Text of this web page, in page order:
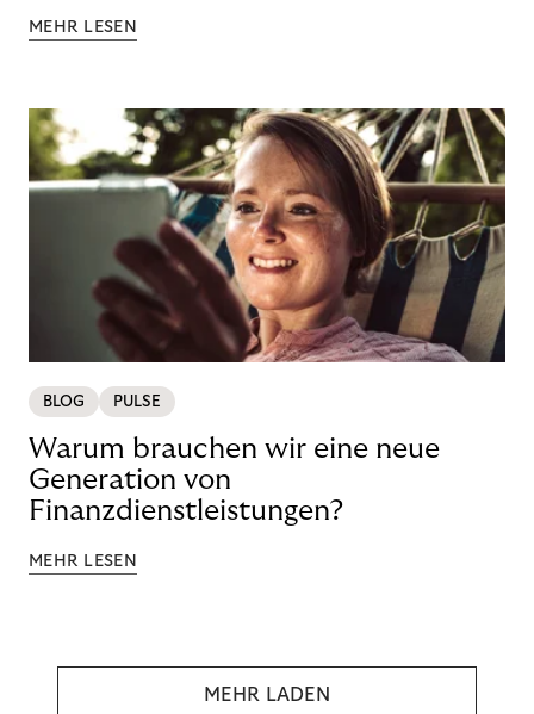
MEHR LESEN
BLOG PULSE
Warum brauchen wir eine neue
Generation von
Finanzdienstleistungen?
MEHR LESEN
MEHR LADEN